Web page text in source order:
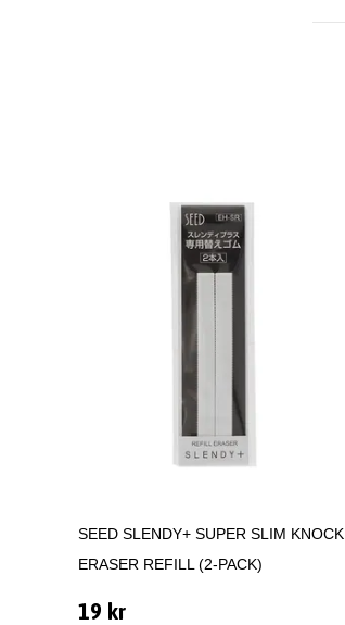
SEED SLENDY+ SUPER SLIM KNOCK
ERASER REFILL (2-PACK)
19 kr